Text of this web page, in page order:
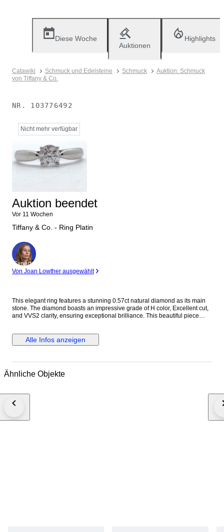
Diese Woche
Auktionen
Highlights
Catawiki Schmuck und Edelsteine Schmuck
Auktion: Schmuck
von Tiffany & Co.
NR. 103776492
Nicht mehr verfügbar
Auktion beendet
Vor 11 Wochen
Tiffany & Co. - Ring Platin
Experte
Von Joan Lowther ausgewählt
This elegant ring features a stunning 0.57ct natural diamond as its main
stone. The diamond boasts an impressive grade of H color, Excellent cut,
and VVS2 clarity, ensuring exceptional brilliance. This beautiful piece
surface and inside of the ring.Shipping: Shipped under DDU (Delivery
Duty Unpaid) terms / Shipping costs paid by the seller / Duty & VAT fees
29 to May 6, there will be delays in shipping. We appreciate your
Alle Infos anzeigen
Ähnliche Objekte